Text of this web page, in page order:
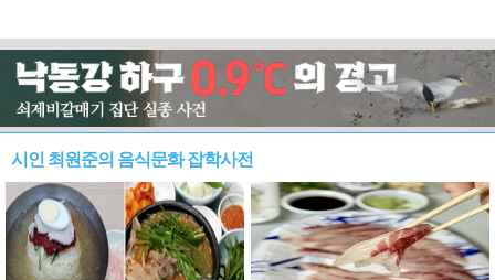
시인 최원준의 음식문화 잡학사전